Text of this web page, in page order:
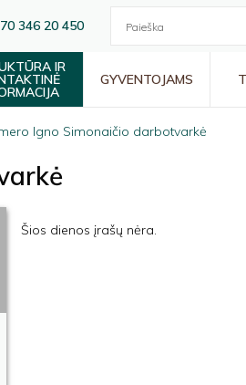
346 20 450
IR
GYVENTOJAMS
Igno Simonaičio darbotvarkė
Šios dienos įrašų nėra.